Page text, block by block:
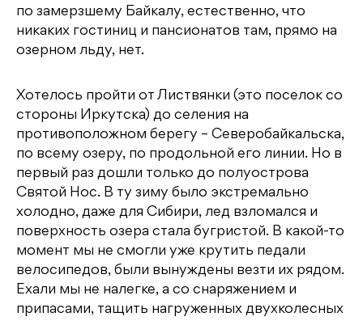
по замерзшему Байкалу, естественно, что
никаких гостиниц и пансионатов там, прямо на
озерном льду, нет.
Хотелось пройти от Листвянки (это поселок со
стороны Иркутска) до селения на
противоположном берегу – Северобайкальска,
по всему озеру, по продольной его линии. Но в
первый раз дошли только до полуострова
Святой Нос. В ту зиму было экстремально
холодно, даже для Сибири, лед взломался и
поверхность озера стала бугристой. В какой-то
момент мы не смогли уже крутить педали
велосипедов, были вынуждены везти их рядом.
Ехали мы не налегке, а со снаряжением и
припасами, тащить нагруженных двухколесных